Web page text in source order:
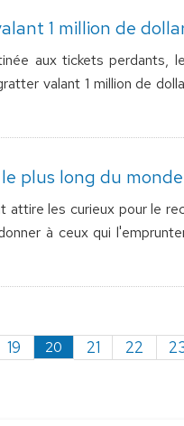
1 million de
aux tickets perdants,
valant 1 million de
plus long du monde
attire les curieux pour le
à ceux qui
19 20 21 22